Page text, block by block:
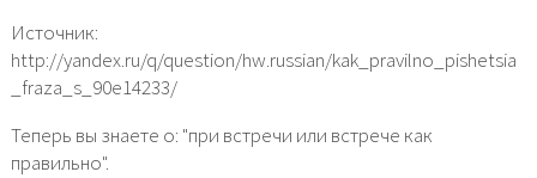
Источник:
http://yandex.ru/q/question/hw.russian/kak_pravilno_pishetsia
_fraza_s_90e14233/
Теперь вы знаете о: "при встречи или встрече как
правильно".